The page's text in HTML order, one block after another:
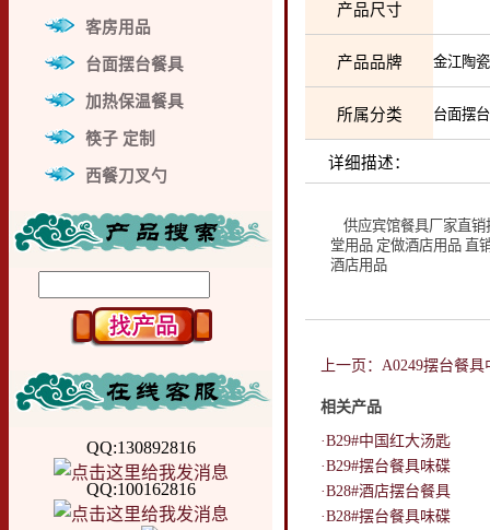
客房用品
台面摆台餐具
加热保温餐具
筷子 定制
西餐刀叉勺
QQ:130892816
QQ:100162816
产品尺寸
产品品牌 金江陶
所属分类 台面摆
详细描述：
供应宾馆餐具厂家直销
堂用品 定做酒店用品 直
酒店用品
上一页：A0249摆台餐
相关产品
·B29#中国红大汤匙
·B29#摆台餐具味碟
·B28#酒店摆台餐具
·B28#摆台餐具味碟